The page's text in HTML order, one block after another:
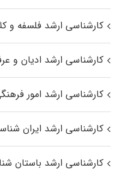
کارشناسی ارشد فلسفه و
کارشناسی ارشد ادیان و
کارشناسی ارشد امور
کارشناسی ارشد ایران
کارشناسی ارشد باستان